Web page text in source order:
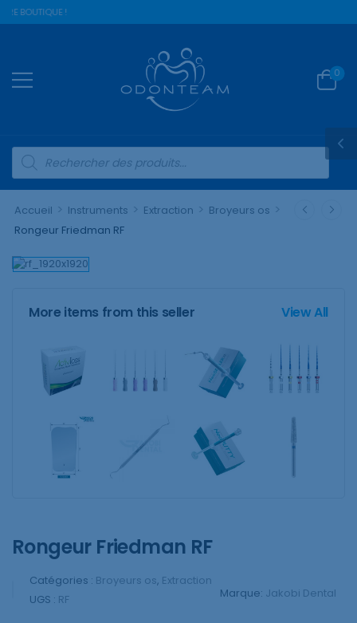
BOUTIQUE !
0
Accueil > Instruments > Extraction > Broyeurs os >
Rongeur Friedman RF
More items from this seller View All
Rongeur Friedman RF
Catégories : Broyeurs os, Extraction
UGS : RF Marque: Jakobi Dental